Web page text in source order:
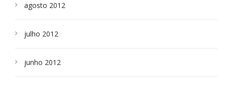
agosto 2012
julho 2012
junho 2012